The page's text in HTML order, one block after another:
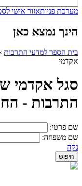
מערכת פניותאזור אישי
הינך נמצא כאן
בית הספר למדעי התרבות
אקדמי
סגל אקדמי
התרבות -
שם פרטי:
שם משפחה:
נקה